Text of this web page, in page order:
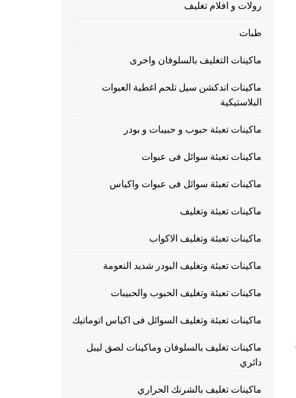
رولات و افلام تغليف
طبات
ماكينات التغليف بالسلوفان واخرى
ماكينات اندكشن سيل تلحم اغطية العبوات
البلاستيكية
ماكينات تعبئة حبوب و حبيبات و بودر
ماكينات تعبئة سوائل فى عبوات
ماكينات تعبئة سوائل فى عبوات واكياس
ماكينات تعبئة وتغليف
ماكينات تعبئة وتغليف الاكواب
ماكينات تعبئة وتغليف البودر شديد النعومة
ماكينات تعبئة وتغليف الحبوب والحبيبات
ماكينات تعبئة وتغليف السوائل فى اكياس اتوماتيك
ماكينات تغليف بالسلوفان وماكينات لصق ليبل
دائري
ماكينات تغليف بالشرنك الحراري